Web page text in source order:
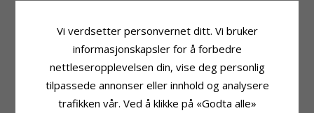
Øredobber: Øredobber
14 Karat Gull
Overflate: Blank
Sliping:Fasettslipt
Stein:Rubin
Karat:0,27
Størrelse
Diameter:3,9 mm
Leveringstid
Leveringstid: Ca. 5-10 Hverdager
Vi verdsetter personvernet ditt. Vi bruker
informasjonskapsler for å forbedre
nettleseropplevelsen din, vise deg personlig
tilpassede annonser eller innhold og analysere
trafikken vår. Ved å klikke på «Godta alle»